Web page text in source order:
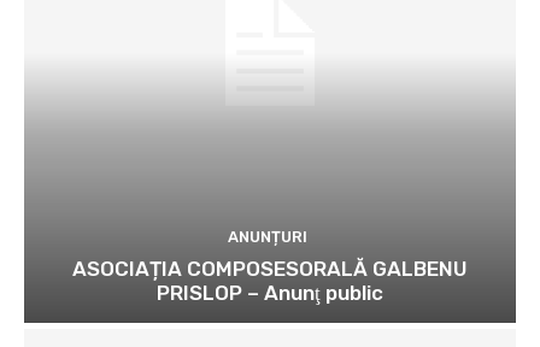
ANUNȚURI
ASOCIAȚIA COMPOSESORALĂ GALBENU
PRISLOP – Anunţ public